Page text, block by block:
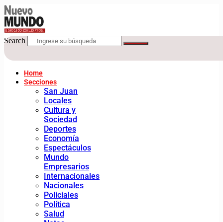
Search
Home
Secciones
San Juan
Locales
Cultura y
Sociedad
Deportes
Economía
Espectáculos
Mundo
Empresarios
Internacionales
Nacionales
Policiales
Política
Salud